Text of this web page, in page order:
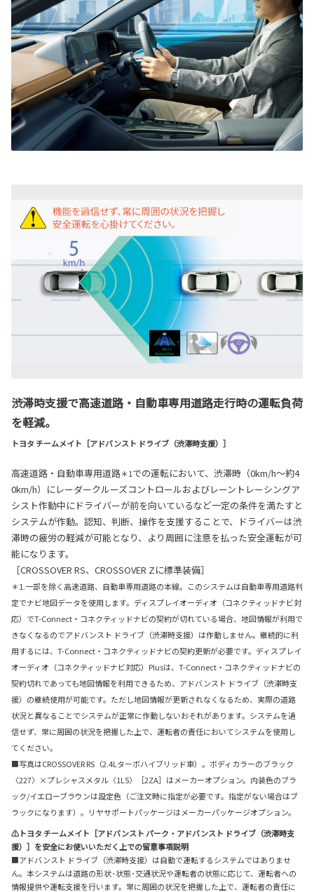
渋滞時支援で高速道路・自動車専用道路走行時の運転負荷
を軽減。
トヨタ チームメイト［アドバンスト ドライブ（渋滞時支援）］
高速道路・自動車専用道路＊1での運転において、渋滞時（0km/h～約4
0km/h）にレーダークルーズコントロールおよびレーントレーシングア
シスト作動中にドライバーが前を向いているなど一定の条件を満たすと
システムが作動。認知、判断、操作を支援することで、ドライバーは渋
滞時の疲労の軽減が可能となり、より周囲に注意を払った安全運転が可
能になります。
［CROSSOVER RS、CROSSOVER Zに標準装備］
＊1.一部を除く高速道路、自動車専用道路の本線。このシステムは自動車専用道路判
定でナビ地図データを使用します。ディスプレイオーディオ（コネクティッドナビ対
応）でT-Connect・コネクティッドナビの契約が切れている場合、地図情報が利用で
きなくなるのでアドバンスト ドライブ（渋滞時支援）は作動しません。継続的に利
用するには、T-Connect・コネクティッドナビの契約更新が必要です。ディスプレイ
オーディオ（コネクティッドナビ対応）Plusは、T-Connect・コネクティッドナビの
契約切れであっても地図情報を利用できるため、アドバンスト ドライブ（渋滞時支
援）の継続使用が可能です。ただし地図情報が更新されなくなるため、実際の道路
状況と異なることでシステムが正常に作動しないおそれがあります。システムを過
信せず、常に周囲の状況を把握した上で、運転者の責任においてシステムを使用し
てください。
■写真はCROSSOVER RS（2.4Lターボハイブリッド車）。ボディカラーのブラック
〈227〉×プレシャスメタル〈1L5〉［2ZA］はメーカーオプション。内装色のブラ
ック/イエローブラウンは設定色（ご注文時に指定が必要です。指定がない場合はブ
ラックになります）。リヤサポートパッケージはメーカーパッケージオプション。
⚠トヨタ チームメイト［アドバンスト パーク・アドバンスト ドライブ（渋滞時支
援）］を安全にお使いいただく上での留意事項説明
■アドバンスト ドライブ（渋滞時支援）は自動で運転するシステムではありませ
ん。本システムは道路の形状･状態･交通状況や運転者の状態に応じて、運転者への
情報提供や運転支援を行います。常に周囲の状況を把握した上で、運転者の責任に